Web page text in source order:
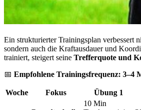
Ein strukturierter Trainingsplan verbessert
sondern auch die Kraftausdauer und
trainiert, steigert seine Trefferquote und
📅 Empfohlene Trainingsfrequenz: 3–4
Woche Fokus Übung 1
10 Min